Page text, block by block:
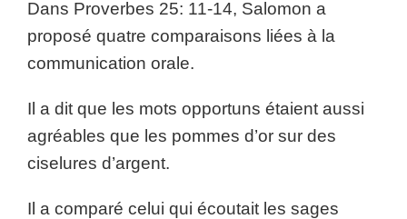
Dans Proverbes 25: 11-14, Salomon a
proposé quatre comparaisons liées à la
communication orale.
Il a dit que les mots opportuns étaient aussi
agréables que les pommes d’or sur des
ciselures d’argent.
Il a comparé celui qui écoutait les sages